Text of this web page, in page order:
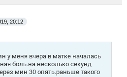
20:12
у меня вчера в матке началась
боль.на несколько секунд
мин 30 опять.раньше такого